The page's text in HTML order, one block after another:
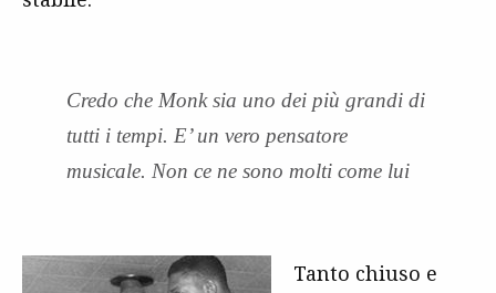
Credo che Monk sia uno dei più grandi di
tutti i tempi. E’ un vero pensatore
musicale. Non ce ne sono molti come lui
Tanto chiuso e